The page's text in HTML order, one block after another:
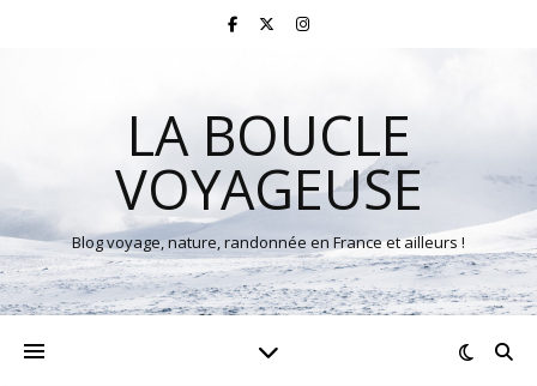
LA BOUCLE
VOYAGEUSE
Blog voyage, nature, randonnée en France et ailleurs !